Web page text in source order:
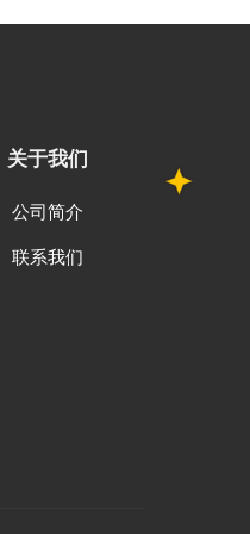
关于我们
公司简介
联系我们